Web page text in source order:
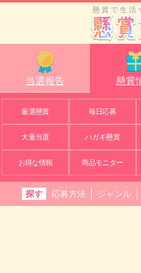
懸賞で生活
当選報告 懸賞
厳選懸賞 毎日応募
大量当選 ハガキ懸賞
お得な情報 商品モニター
探す 応募方法 ジャンル